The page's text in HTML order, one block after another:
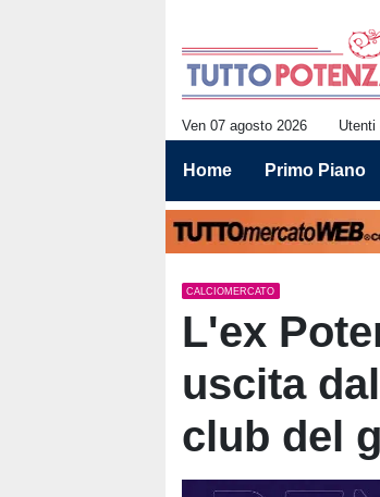
Ven 07 agosto 2026 Utenti
Home Primo Piano
CALCIOMERCATO
L'ex
uscita
club del